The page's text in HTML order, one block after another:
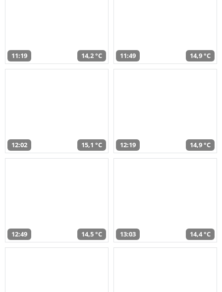
11:19 14,2 °C 11:49 14,9 °C
12:02 15,1 °C 12:19 14,9 °C
12:49 14,5 °C 13:03 14,4 °C